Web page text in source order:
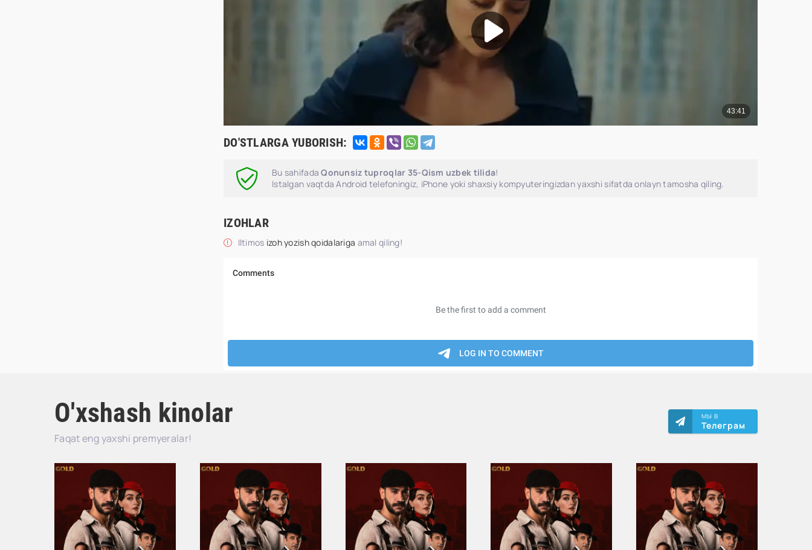
DO'STLARGA YUBORISH:
Bu sahifadaQonunsiz tuproqlar 35-Qism uzbek tilida!
Istalgan vaqtda Android telefoningiz, iPhone yoki shaxsiy kompyuteringizdan yaxshi sifatda onlayn tamosha qiling.
IZOHLAR
Iltimos izoh yozish qoidalariga amal qiling!
O'xshash kinolar
Faqat eng yaxshi premyeralar!
МЫ В
Телеграм